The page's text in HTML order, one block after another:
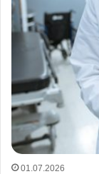
01.07.2026